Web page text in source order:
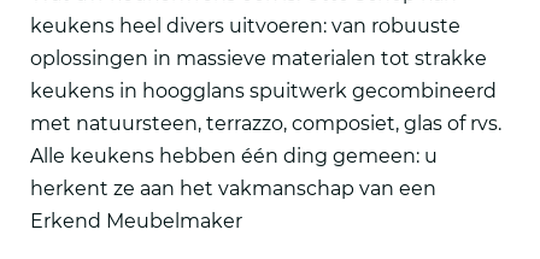
keukens heel divers uitvoeren: van robuuste
oplossingen in massieve materialen tot strakke
keukens in hoogglans spuitwerk gecombineerd
met natuursteen, terrazzo, composiet, glas of rvs.
Alle keukens hebben één ding gemeen: u
herkent ze aan het vakmanschap van een
Erkend Meubelmaker